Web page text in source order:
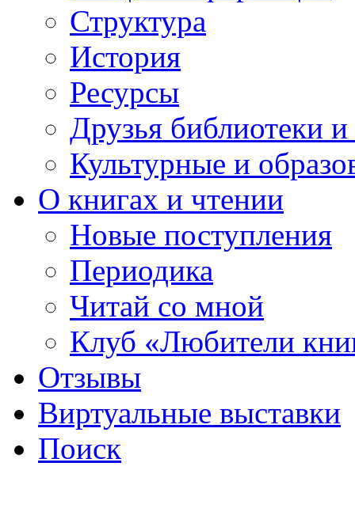
Структура
История
Ресурсы
Друзья библиотеки
Культурные и
О книгах и чтении
Новые поступления
Периодика
Читай со мной
Клуб «Любители
Отзывы
Виртуальные выставки
Поиск